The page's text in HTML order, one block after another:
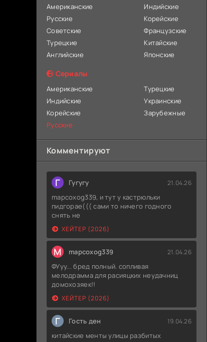
Американские
Русские
Советские
Турецкие
Английские
Индийские
Корейские
Французские
Китайские
Японские
Сериалы
Американские
Индийские
Корейские
Русские
Турецкие
Украинские
Зарубежные
Комментируют
Г Гугугу 21.04.26
mapcoxog339, и тут у кастрюльки
пидгорае((( сами то ничего годного
снять не
ХЕЙТЕР (2026)
M mapcoxog339 21.04.26
ФУуу... бред полный. сопливая
мелодрамма для расияцких неудачниц
домохозяек!!
ХЕЙТЕР (2026)
Г Гость ден 19.04.26
китайские менты улицы разбитых